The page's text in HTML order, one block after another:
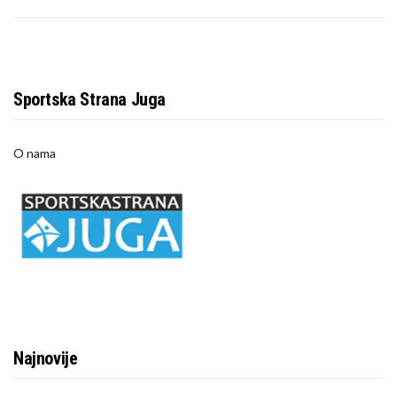
Sportska Strana Juga
O nama
Najnovije